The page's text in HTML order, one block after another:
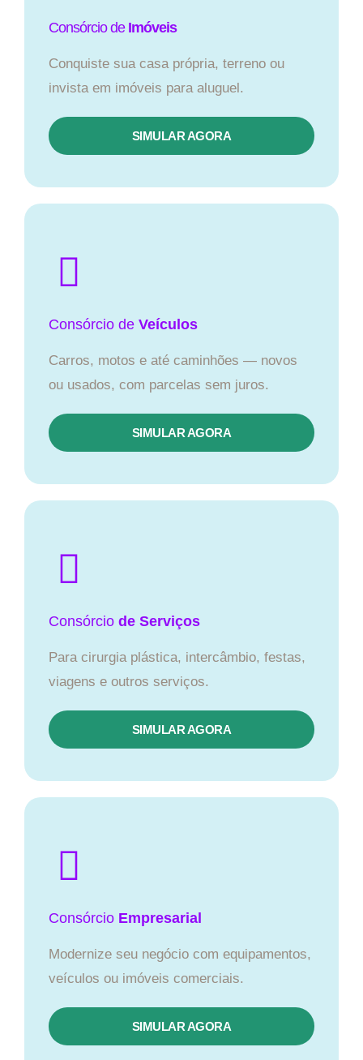
Consórcio de Imóveis
Conquiste sua casa própria, terreno ou
invista em imóveis para aluguel.
SIMULAR AGORA​
Consórcio de Veículos
Carros, motos e até caminhões — novos
ou usados, com parcelas sem juros.
SIMULAR AGORA
Consórcio de Serviços
Para cirurgia plástica, intercâmbio, festas,
viagens e outros serviços.
SIMULAR AGORA
Consórcio Empresarial
Modernize seu negócio com equipamentos,
veículos ou imóveis comerciais.
SIMULAR AGORA